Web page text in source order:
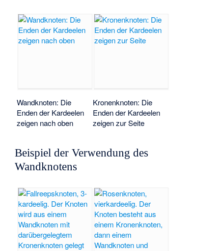
Wandknoten: Die
Enden der Kardeelen
zeigen nach oben
Kronenknoten: Die
Enden der Kardeelen
zeigen zur Seite
Beispiel der Verwendung des
Wandknotens